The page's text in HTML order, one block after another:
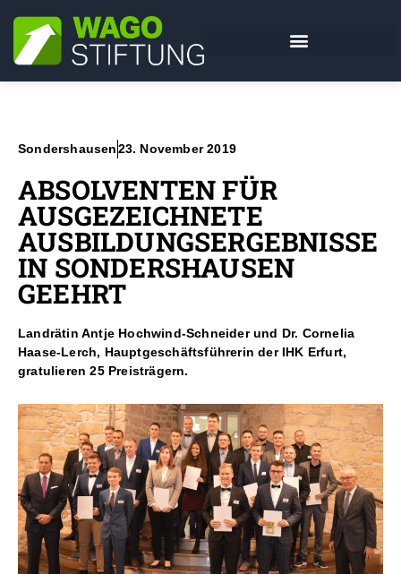
Sondershausen 23. November 2019
ABSOLVENTEN FÜR
AUSGEZEICHNETE
AUSBILDUNGSERGEBNISSE
IN SONDERSHAUSEN
GEEHRT
Landrätin Antje Hochwind-Schneider und Dr. Cornelia
Haase-Lerch, Hauptgeschäftsführerin der IHK Erfurt,
gratulieren 25 Preisträgern.